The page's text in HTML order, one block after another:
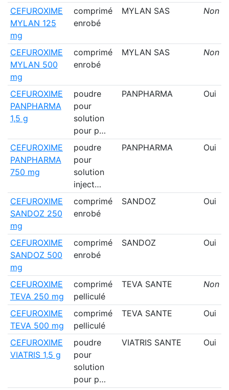
CEFUROXIME
MYLAN 125
mg
comprimé
enrobé
MYLAN SAS Non
CEFUROXIME
MYLAN 500
mg
comprimé
enrobé
MYLAN SAS Non
CEFUROXIME
PANPHARMA
1,5 g
poudre
pour
solution
pour p…
PANPHARMA Oui
CEFUROXIME
PANPHARMA
750 mg
poudre
pour
solution
inject…
PANPHARMA Oui
CEFUROXIME
SANDOZ 250
mg
comprimé
enrobé
SANDOZ Oui
CEFUROXIME
SANDOZ 500
mg
comprimé
enrobé
SANDOZ Oui
CEFUROXIME
TEVA 250 mg
comprimé
pelliculé
TEVA SANTE Non
CEFUROXIME
TEVA 500 mg
comprimé
pelliculé
TEVA SANTE Oui
CEFUROXIME
VIATRIS 1,5 g
poudre
pour
solution
pour p…
VIATRIS SANTE Oui